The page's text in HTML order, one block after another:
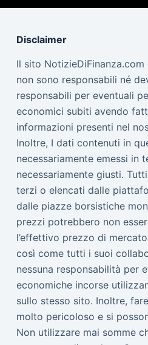
Disclaimer
Il sito
non sono responsabili né
responsabili per eventuali
economici subiti avendo
informazioni presenti nel
Inoltre, I dati contenuti in
necessariamente emessi in
necessariamente giusti.
terzi o elencati dalle
dalle piazze borsistiche
prezzi potrebbero non
l’effettivo prezzo di
così come tutti i suoi
nessuna responsabilità per
economiche incorse
sullo stesso sito. Inoltre,
molto pericoloso e si
Non utilizzare mai somme